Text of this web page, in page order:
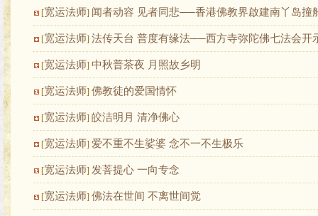
[宽运法师] 闻者动容 见者同悲──香港佛教界啟建南丫岛撞
[宽运法师] 法传天台 普度有缘法──西方寺弥陀佛七法会开
[宽运法师] 中秋普茶夜 月照故乡明
[宽运法师] 佛教徒的爱国情怀
[宽运法师] 皎洁明月 清净佛心
[宽运法师] 爱不重不生娑婆 念不一不生极乐
[宽运法师] 发菩提心 一向专念
[宽运法师] 佛法在世间 不离世间觉